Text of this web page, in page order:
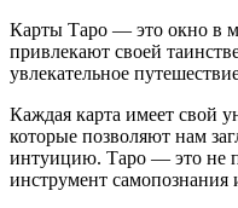
Карты Таро — это окно в
привлекают своей
увлекательное
Каждая карта имеет свой
которые позволяют нам
интуицию. Таро — это не
инструмент самопознания